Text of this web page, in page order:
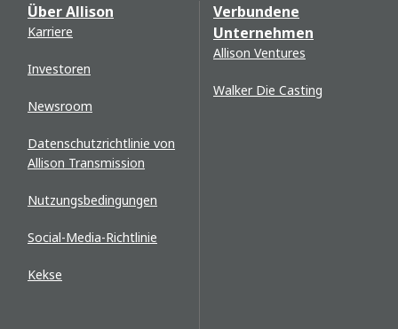
Über Allison
Karriere
Investoren
Newsroom
Datenschutzrichtlinie von
Allison Transmission
Nutzungsbedingungen
Social-Media-Richtlinie
Kekse
Verbundene
Unternehmen
Allison Ventures
Walker Die Casting